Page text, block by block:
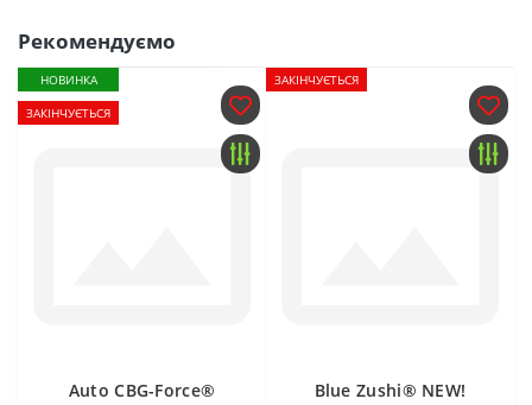
Рекомендуємо
НОВИНКА
ЗАКІНЧУЄТЬСЯ
Auto CBG-Force®
ЗАКІНЧУЄТЬСЯ
Blue Zushi® NEW!